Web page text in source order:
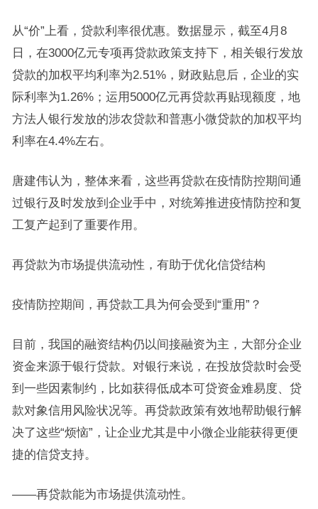
从“价”上看，贷款利率很优惠。数据显示，截至4月8
日，在3000亿元专项再贷款政策支持下，相关银行发放
贷款的加权平均利率为2.51%，财政贴息后，企业的实
际利率为1.26%；运用5000亿元再贷款再贴现额度，地
方法人银行发放的涉农贷款和普惠小微贷款的加权平均
利率在4.4%左右。
唐建伟认为，整体来看，这些再贷款在疫情防控期间通
过银行及时发放到企业手中，对统筹推进疫情防控和复
工复产起到了重要作用。
再贷款为市场提供流动性，有助于优化信贷结构
疫情防控期间，再贷款工具为何会受到“重用”？
目前，我国的融资结构仍以间接融资为主，大部分企业
资金来源于银行贷款。对银行来说，在投放贷款时会受
到一些因素制约，比如获得低成本可贷资金难易度、贷
款对象信用风险状况等。再贷款政策有效地帮助银行解
决了这些“烦恼”，让企业尤其是中小微企业能获得更便
捷的信贷支持。
——再贷款能为市场提供流动性。